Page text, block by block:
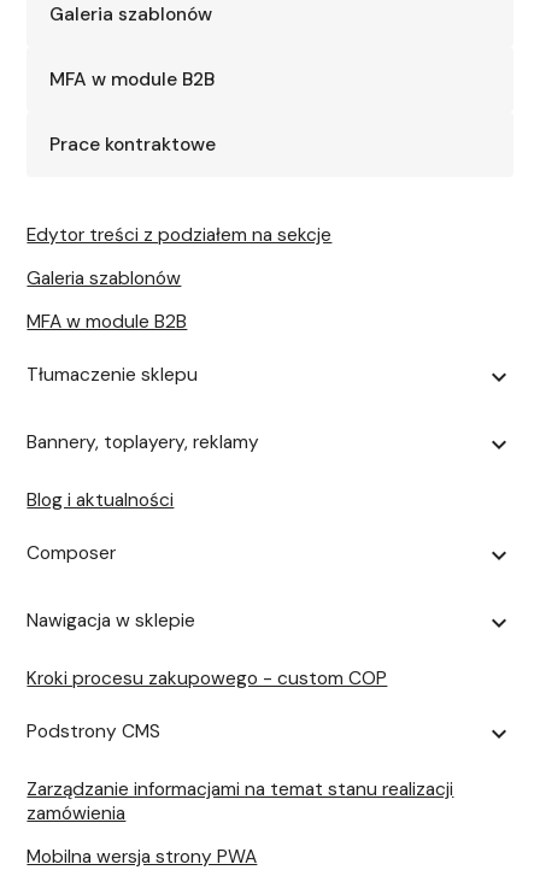
Galeria szablonów
MFA w module B2B
Prace kontraktowe
Edytor treści z podziałem na sekcje
Galeria szablonów
MFA w module B2B
Tłumaczenie sklepu expand_more
Bannery, toplayery, reklamy expand_more
Blog i aktualności
Composer expand_more
Nawigacja w sklepie expand_more
Kroki procesu zakupowego - custom COP
Podstrony CMS expand_more
Zarządzanie informacjami na temat stanu realizacji
zamówienia
Mobilna wersja strony PWA